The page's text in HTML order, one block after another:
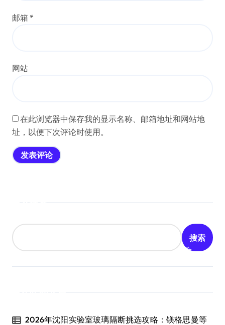
邮箱 *
网站
在此浏览器中保存我的显示名称、邮箱地址和网站地
址，以便下次评论时使用。
搜索
2026年沈阳实验室玻璃隔断挑选攻略：镁格思曼等